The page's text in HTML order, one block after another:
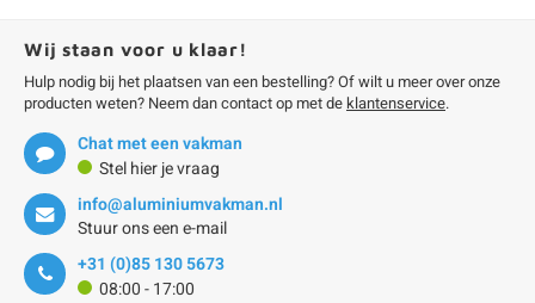
Wij staan voor u klaar!
Hulp nodig bij het plaatsen van een bestelling? Of wilt u meer over onze
producten weten? Neem dan contact op met de klantenservice.
Chat met een vakman
Stel hier je vraag
info@aluminiumvakman.nl
Stuur ons een e-mail
+31 (0)85 130 5673
08:00 - 17:00